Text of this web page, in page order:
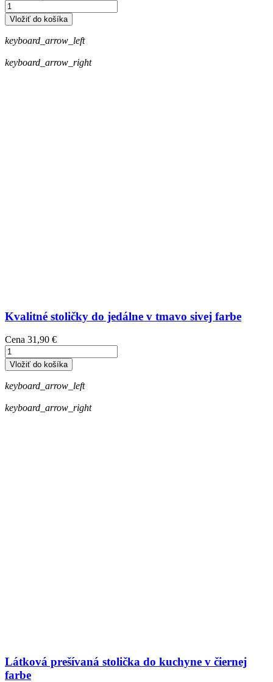
Vložiť do košíka
keyboard_arrow_left
keyboard_arrow_right
Kvalitné stoličky do jedálne v tmavo sivej farbe
Cena 31,90 €
Vložiť do košíka
keyboard_arrow_left
keyboard_arrow_right
Látková prešívaná stolička do kuchyne v čiernej
farbe